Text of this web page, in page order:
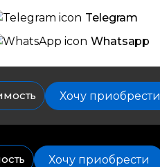
Telegram
Whatsapp
Хочу приобрести
Хочу приобрести